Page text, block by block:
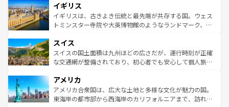
いる。シャンパンの発祥地であるランス、プロヴァンスの
香り高いラベンダー畑など、多彩な楽しみ方が可能だ。さ
らに、パリ以外の地域にも魅力が溢れており、どの街角に
れる地方に足を運ぶとそれぞれで全く異なる文化を体験で
きるだろう。 なお、新着のフランス情報はコンテンツ一覧
を参照してほしい。
顔を持つこの国は、どこを歩いても飽きることがない。ベ
ルリンの文化的活気、バイエルン州のアルプスの絶景、そ
してライン川沿いのワイン畑といった風景は必見。ビール
は、お酒好きな人にはぜひ体験してほしい。 なお、新着の
ドイツ情報はコンテンツ一覧を参照してほしい。
イギリス
イギリスは、古きよき伝統と最先端が共存する国。ウェス
トミンスター寺院や大英博物館のようなランドマーク、歴
リアごとに異なる魅力がある。また、優雅なアフタヌーン
ティー、ビール好きにはたまらない英国パブ、サッカー観
戦など、本場だからこそできる体験も豊富。イギリスを旅
ンツ一覧を参照してほしい。
スイス
スイスの国土面積は九州ほどの広さだが、運行時刻が正確
な交通網が整備されており、初心者でも安心して個人旅行
の建物がそのまま残る町や、スイスならではのユニークな
博物館もあり、アルプス観光だけでなく町歩きも満喫する
ことができる。国民の所得が高いため物価も高いが、旅行
アメリカ
アメリカ合衆国は、広大な土地と多様な文化が魅力の国。
東海岸の都市部から西海岸のカリフォルニアまで、訪れる